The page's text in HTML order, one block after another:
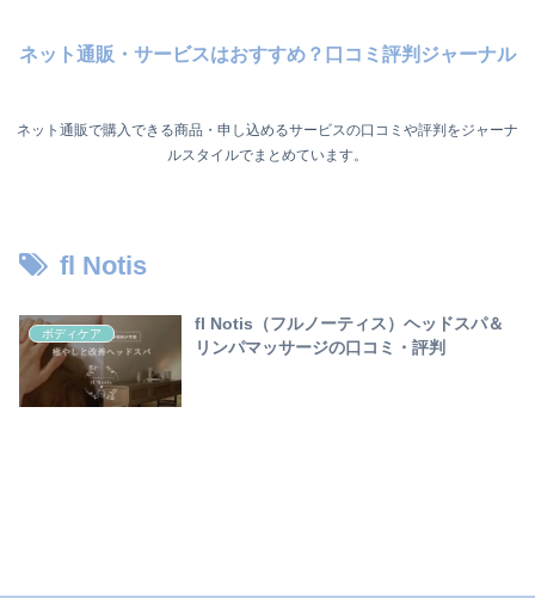
ネット通販・サービスはおすすめ？口コミ評判ジャーナル
ネット通販で購入できる商品・申し込めるサービスの口コミや評判をジャーナ
ルスタイルでまとめています。
fl Notis
ボディケア
fl Notis（フルノーティス）ヘッドスパ＆
リンパマッサージの口コミ・評判